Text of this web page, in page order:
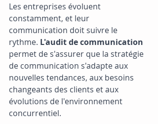
Les entreprises évoluent
constamment, et leur
communication doit suivre le
rythme. L'audit de communication
permet de s'assurer que la stratégie
de communication s'adapte aux
nouvelles tendances, aux besoins
changeants des clients et aux
évolutions de l'environnement
concurrentiel.